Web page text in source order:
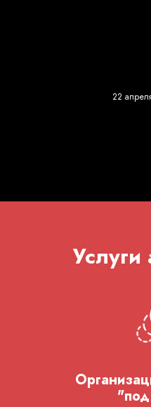
22
Услуги